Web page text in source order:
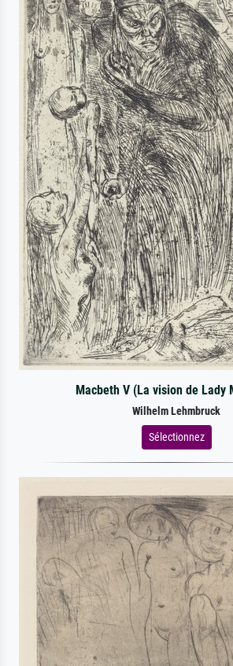
Macbeth V (La vision de Lady
Wilhelm Lehmbruck
Sélectionnez